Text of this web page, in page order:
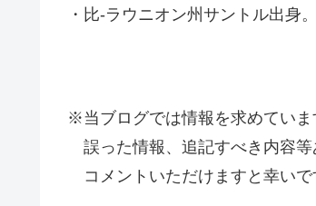
・比-ラウニオン州サントル出身。
※当ブログでは情報を求めていま
誤った情報、追記すべき内容
コメントいただけますと幸いで